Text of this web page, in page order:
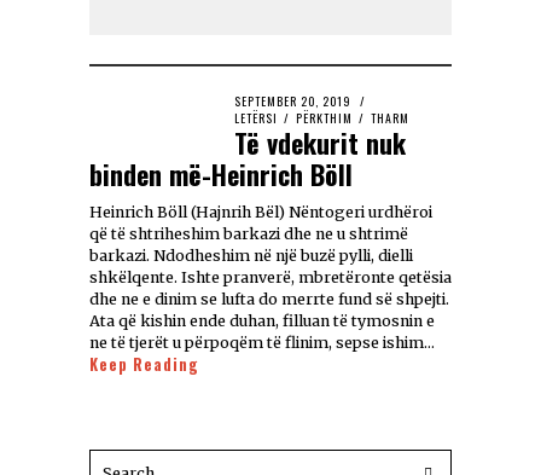
SEPTEMBER 20, 2019
LETËRSI / PËRKTHIM / THARM
Të vdekurit nuk
binden më-Heinrich Böll
Heinrich Böll (Hajnrih Bël) Nëntogeri urdhëroi
që të shtriheshim barkazi dhe ne u shtrimë
barkazi. Ndodheshim në një buzë pylli, dielli
shkëlqente. Ishte pranverë, mbretëronte qetësia
dhe ne e dinim se lufta do merrte fund së shpejti.
Ata që kishin ende duhan, filluan të tymosnin e
ne të tjerët u përpoqëm të flinim, sepse ishim…
Keep Reading